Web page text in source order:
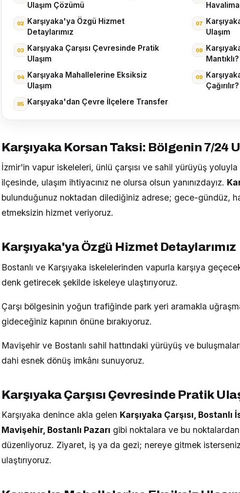
Ulaşım Çözümü
Karşıyaka'ya Özgü Hizmet
Detaylarımız
Karşıyaka Çarşısı Çevresinde Pratik
Ulaşım
Karşıyaka Mahallelerine Eksiksiz
Ulaşım
Karşıyaka'dan Çevre İlçelere Transfer
Ulaşım
Mantıklı?
Çağırılır?
Karşıyaka Korsan Taksi: Bölgenin 7/24
İzmir'in vapur iskeleleri, ünlü çarşısı ve sahil yürüyüş yoluyla
ilçesinde, ulaşım ihtiyacınız ne olursa olsun yanınızdayız.
bulunduğunuz noktadan dilediğiniz adrese; gece-gündüz,
etmeksizin hizmet veriyoruz.
Karşıyaka'ya Özgü Hizmet Detaylarımız
Bostanlı ve Karşıyaka iskelelerinden vapurla karşıya
denk getirecek şekilde iskeleye ulaştırıyoruz.
Çarşı bölgesinin yoğun trafiğinde park yeri aramakla
gideceğiniz kapının önüne bırakıyoruz.
Mavişehir ve Bostanlı sahil hattındaki yürüyüş ve
dahi esnek dönüş imkânı sunuyoruz.
Karşıyaka Çarşısı Çevresinde Pratik
Karşıyaka denince akla gelen Karşıyaka Çarşısı,
Mavişehir, Bostanlı Pazarı gibi noktalara ve bu
düzenliyoruz. Ziyaret, iş ya da gezi; nereye gitmek
ulaştırıyoruz.